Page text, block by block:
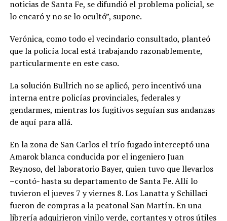
noticias de Santa Fe, se difundió el problema policial, se
lo encaró y no se lo ocultó”, supone.
Verónica, como todo el vecindario consultado, planteó
que la policía local está trabajando razonablemente,
particularmente en este caso.
La solución Bullrich no se aplicó, pero incentivó una
interna entre policías provinciales, federales y
gendarmes, mientras los fugitivos seguían sus andanzas
de aquí para allá.
En la zona de San Carlos el trío fugado interceptó una
Amarok blanca conducida por el ingeniero Juan
Reynoso, del laboratorio Bayer, quien tuvo que llevarlos
–contó- hasta su departamento de Santa Fe. Allí lo
tuvieron el jueves 7 y viernes 8.Los Lanatta y Schillaci
fueron de compras a la peatonal San Martín. En una
librería adquirieron vinilo verde, cortantes y otros útiles